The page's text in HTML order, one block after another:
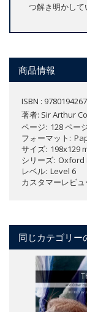
つ解き明かして
商品情報
ISBN :
著者: Sir Arthur
ページ 128 ペー
フォーマット
サイズ 198x129
シリーズ Oxford
レベル Level 6
カスタマーレビュ
同じカテゴリー